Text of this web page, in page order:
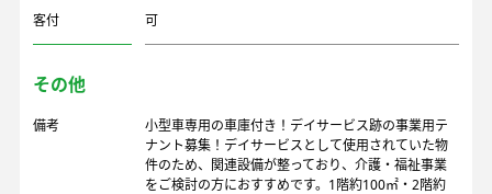
客付 可
その他
備考
小型車専用の車庫付き！デイサービス跡の事業用テ
ナント募集！デイサービスとして使用されていた物
件のため、関連設備が整っており、介護・福祉事業
をご検討の方におすすめです。1階約100㎡・2階約